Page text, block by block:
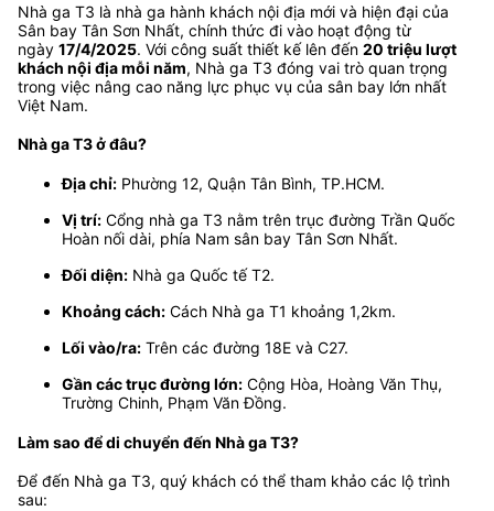
Nhà ga T3 là nhà ga hành khách nội địa mới và hiện đại của
Sân bay Tân Sơn Nhất, chính thức đi vào hoạt động từ
ngày 17/4/2025. Với công suất thiết kế lên đến 20 triệu lượt
khách nội địa mỗi năm, Nhà ga T3 đóng vai trò quan trọng
trong việc nâng cao năng lực phục vụ của sân bay lớn nhất
Việt Nam.
Nhà ga T3 ở đâu?
Địa chỉ: Phường 12, Quận Tân Bình, TP.HCM.
Vị trí: Cổng nhà ga T3 nằm trên trục đường Trần Quốc
Hoàn nối dài, phía Nam sân bay Tân Sơn Nhất.
Đối diện: Nhà ga Quốc tế T2.
Khoảng cách: Cách Nhà ga T1 khoảng 1,2km.
Lối vào/ra: Trên các đường 18E và C27.
Gần các trục đường lớn: Cộng Hòa, Hoàng Văn Thụ,
Trường Chinh, Phạm Văn Đồng.
Làm sao để di chuyển đến Nhà ga T3?
Để đến Nhà ga T3, quý khách có thể tham khảo các lộ trình
sau: